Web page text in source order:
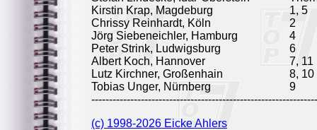
Kirstin Krap, Magdeburg
1, 5
Chrissy Reinhardt, Köln
2
Jörg Siebeneichler, Hamburg
4
Peter Strink, Ludwigsburg
6
Albert Koch, Hannover
7, 11
Lutz Kirchner, Großenhain
8, 10
Tobias Unger, Nürnberg
9
(c) 1998-2026 Eicke Ahlers